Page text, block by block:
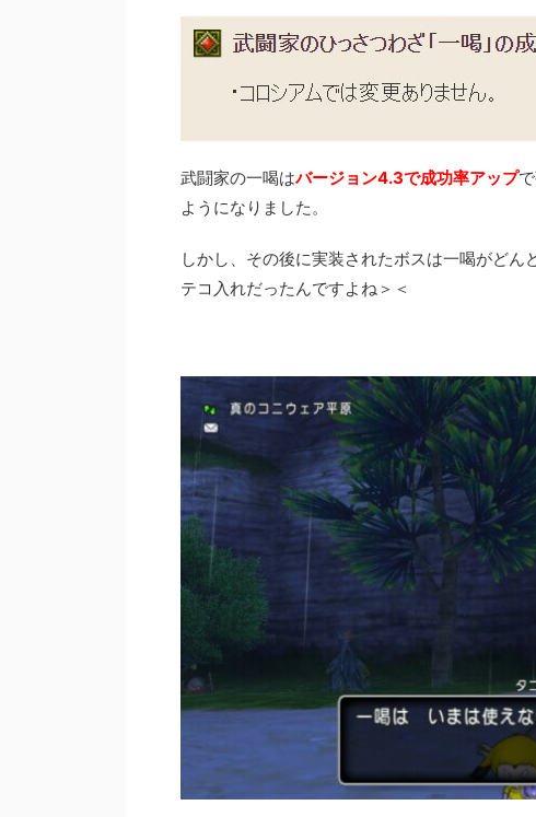
武闘家の一喝はバージョン4.3で成功率アップ
ようになりました。
しかし、その後に実装されたボスは一喝がど
テコ入れだったんですよね＞＜